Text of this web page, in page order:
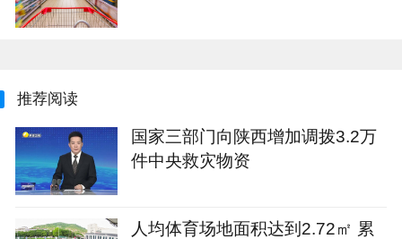
推荐阅读
国家三部门向陕西增加调拨3.2万
件中央救灾物资
人均体育场地面积达到2.72㎡ 累